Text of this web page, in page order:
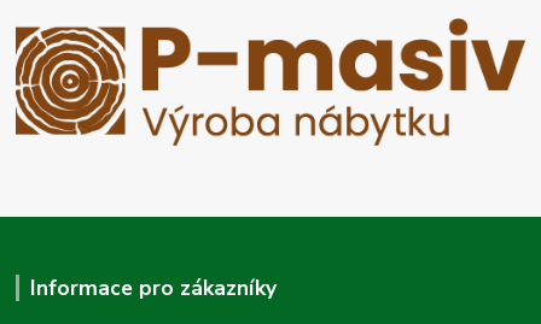
Informace pro zákazníky